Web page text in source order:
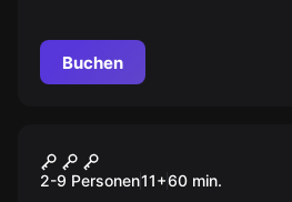
Buchen
Die magische Hütte
2-9 Personen11+60 min.